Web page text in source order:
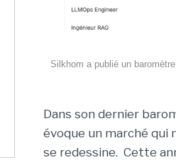
Silkhom a publié un
Dans son dernier
évoque un marché qui
se redessine. Cette